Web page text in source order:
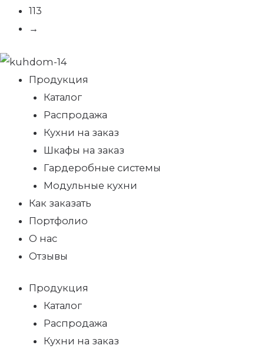
113
→
Продукция
Каталог
Распродажа
Кухни на заказ
Шкафы на заказ
Гардеробные системы
Модульные кухни
Как заказать
Портфолио
О нас
Отзывы
Продукция
Каталог
Распродажа
Кухни на заказ